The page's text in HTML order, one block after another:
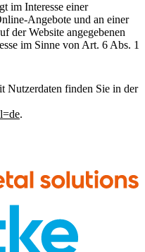
im Interesse einer
Angebote und an einer
der Website angegebenen
im Sinne von Art. 6 Abs. 1
Nutzerdaten finden Sie in der
.